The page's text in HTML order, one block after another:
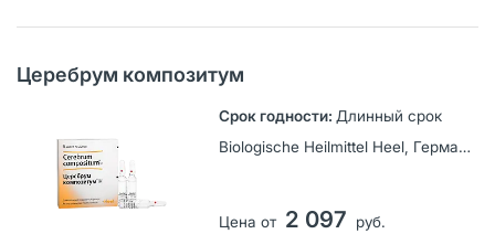
Церебрум композитум
Длинный срок
Biologische Heilmittel Heel, Германия
Цена от 2 097 руб.